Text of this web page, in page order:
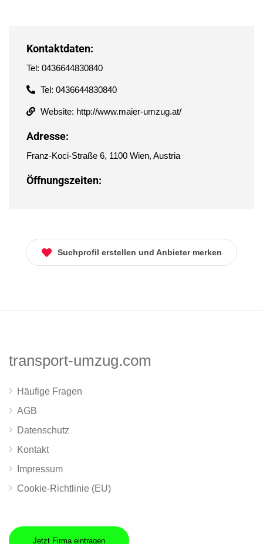
Kontaktdaten:
Tel: 0436644830840
Tel: 0436644830840
Website: http://www.maier-umzug.at/
Adresse:
Franz-Koci-Straße 6, 1100 Wien, Austria
Öffnungszeiten:
Suchprofil erstellen und Anbieter merken
transport-umzug.com
Häufige Fragen
AGB
Datenschutz
Kontakt
Impressum
Cookie-Richtlinie (EU)
Jetzt Firma eintragen